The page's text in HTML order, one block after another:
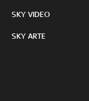
SKY VIDEO
SKY ARTE